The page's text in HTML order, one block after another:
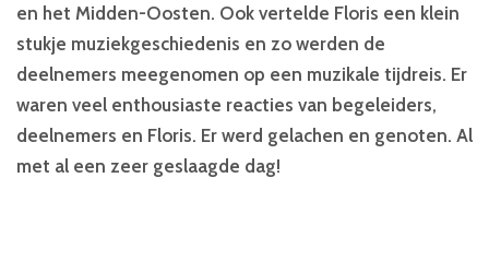
en het Midden-Oosten. Ook vertelde Floris een klein
stukje muziekgeschiedenis en zo werden de
deelnemers meegenomen op een muzikale tijdreis. Er
waren veel enthousiaste reacties van begeleiders,
deelnemers en Floris. Er werd gelachen en genoten. Al
met al een zeer geslaagde dag!